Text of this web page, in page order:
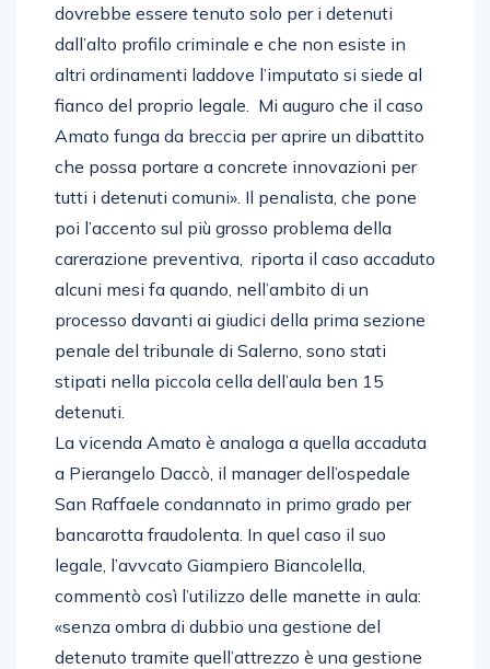
dovrebbe essere tenuto solo per i detenuti
dall’alto profilo criminale e che non esiste in
altri ordinamenti laddove l’imputato si siede al
fianco del proprio legale. Mi auguro che il caso
Amato funga da breccia per aprire un dibattito
che possa portare a concrete innovazioni per
tutti i detenuti comuni». Il penalista, che pone
poi l’accento sul più grosso problema della
carerazione preventiva, riporta il caso accaduto
alcuni mesi fa quando, nell’ambito di un
processo davanti ai giudici della prima sezione
penale del tribunale di Salerno, sono stati
stipati nella piccola cella dell’aula ben 15
detenuti.
La vicenda Amato è analoga a quella accaduta
a Pierangelo Daccò, il manager dell’ospedale
San Raffaele condannato in primo grado per
bancarotta fraudolenta. In quel caso il suo
legale, l’avvcato Giampiero Biancolella,
commentò così l’utilizzo delle manette in aula:
«senza ombra di dubbio una gestione del
detenuto tramite quell’attrezzo è una gestione